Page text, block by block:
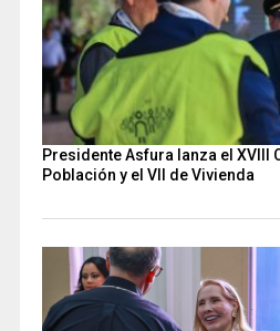
Presidente Asfura lanza el XVIII
Población y el VII de Vivienda